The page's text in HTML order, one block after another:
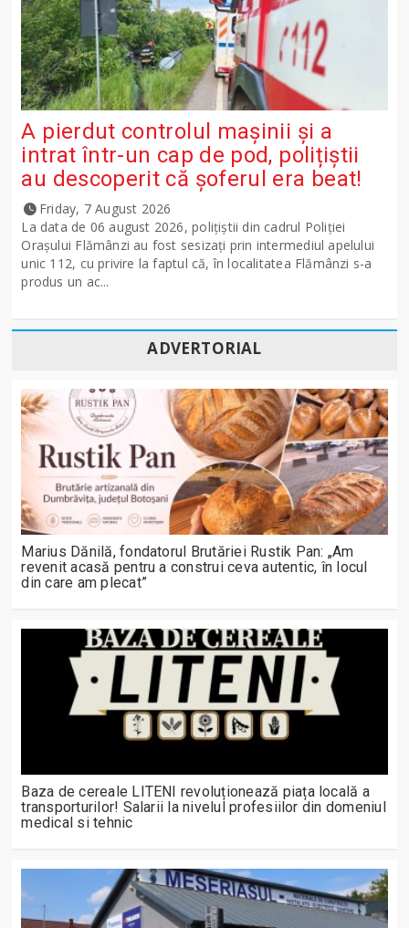
A pierdut controlul mașinii și a
intrat într-un cap de pod, polițiștii
au descoperit că șoferul era beat!
Friday, 7 August 2026
La data de 06 august 2026, polițiștii din cadrul Poliției
Orașului Flămânzi au fost sesizați prin intermediul apelului
unic 112, cu privire la faptul că, în localitatea Flămânzi s-a
produs un ac...
ADVERTORIAL
Marius Dănilă, fondatorul Brutăriei Rustik Pan: „Am
revenit acasă pentru a construi ceva autentic, în locul
din care am plecat”
Baza de cereale LITENI revoluționează piața locală a
transporturilor! Salarii la nivelul profesiilor din domeniul
medical si tehnic